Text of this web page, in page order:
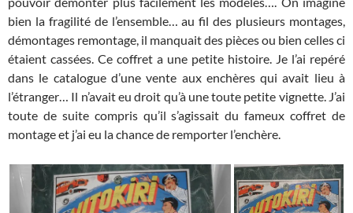
bien la fragilité de l’ensemble… au fil des plusieurs montages,
démontages remontage, il manquait des pièces ou bien celles ci
étaient cassées. Ce coffret a une petite histoire. Je l’ai repéré
dans le catalogue d’une vente aux enchères qui avait lieu à
l’étranger… Il n’avait eu droit qu’à une toute petite vignette. J’ai
toute de suite compris qu’il s’agissait du fameux coffret de
montage et j’ai eu la chance de remporter l’enchère.